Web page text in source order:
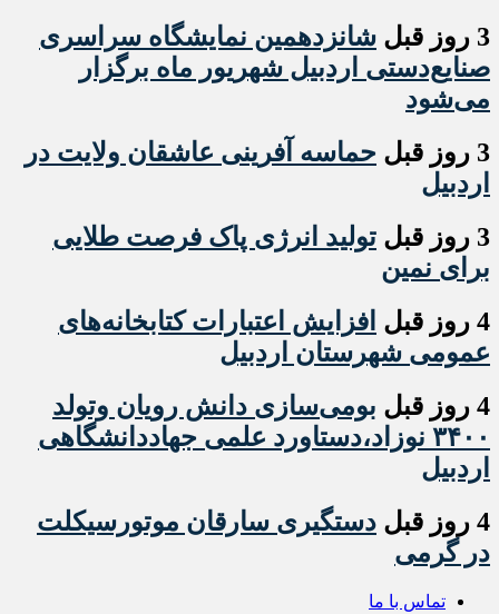
3 روز قبل
شانزدهمین نمایشگاه سراسری
صنایع‌دستی اردبیل شهریور ماه برگزار
می‌شود
3 روز قبل
حماسه آفرینی عاشقان ولایت در
اردبیل
3 روز قبل
تولید انرژی پاک فرصت طلایی
برای نمین
4 روز قبل
افزایش اعتبارات کتابخانه‌های
عمومی شهرستان اردبیل
4 روز قبل
بومی‌سازی دانش رویان وتولد
۳۴۰۰ نوزاد،دستاورد علمی جهاددانشگاهی
اردبیل
4 روز قبل
دستگیری سارقان موتورسیکلت
در گرمی
تماس با ما